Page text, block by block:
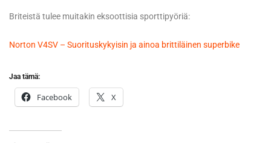
Briteistä tulee muitakin eksoottisia sporttipyöriä:
Norton V4SV – Suorituskykyisin ja ainoa brittiläinen superbike
Jaa tämä:
Facebook X